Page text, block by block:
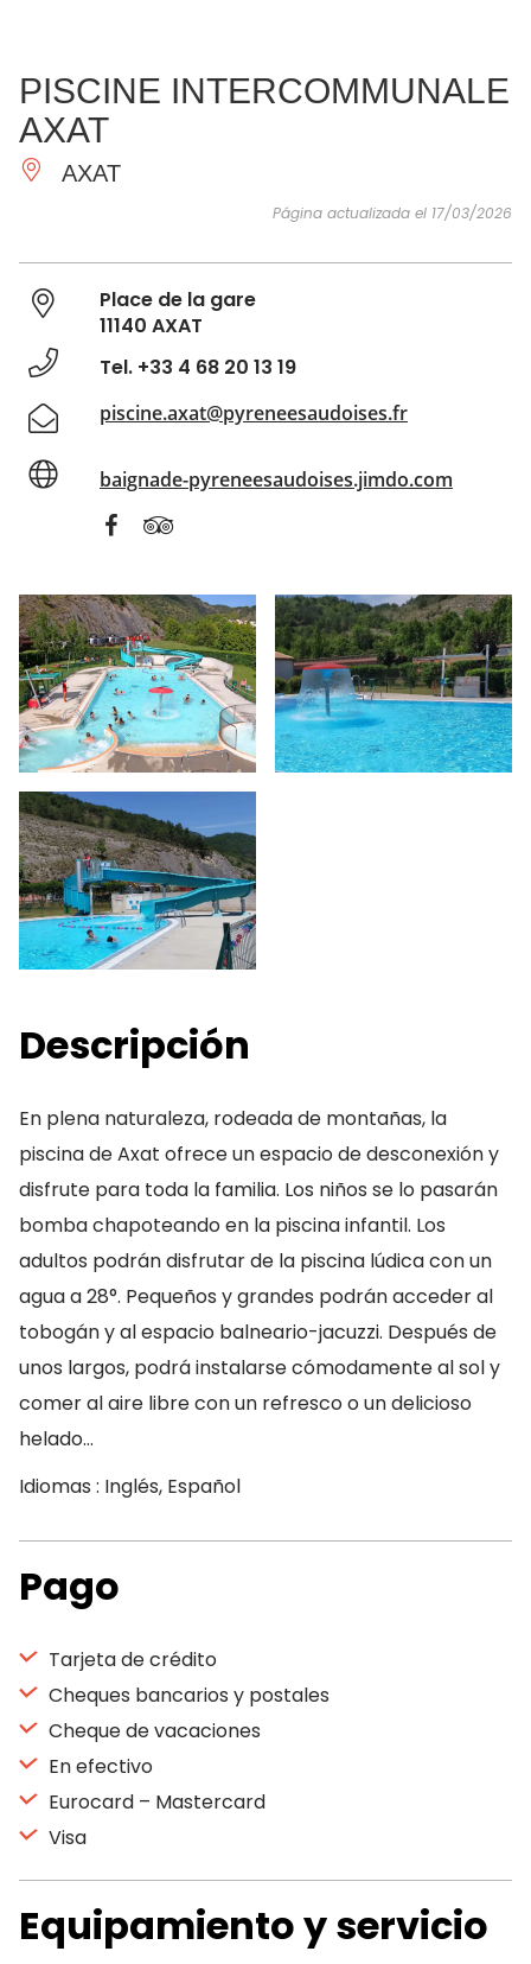
IMPRESCINDIBLES
HACER
INSPIRACIONES
PISCINE INTERCOMMUNALE
AXAT
AXAT
Página actualizada el 17/03/2026
Place de la gare
11140 AXAT
Tel. +33 4 68 20 13 19
piscine.axat@pyreneesaudoises.fr
baignade-pyreneesaudoises.jimdo.com
Descripción
En plena naturaleza, rodeada de montañas, la
piscina de Axat ofrece un espacio de desconexión y
disfrute para toda la familia. Los niños se lo pasarán
bomba chapoteando en la piscina infantil. Los
adultos podrán disfrutar de la piscina lúdica con un
agua a 28°. Pequeños y grandes podrán acceder al
tobogán y al espacio balneario-jacuzzi. Después de
unos largos, podrá instalarse cómodamente al sol y
comer al aire libre con un refresco o un delicioso
helado…
Idiomas : Inglés, Español
Pago
Tarjeta de crédito
Cheques bancarios y postales
Cheque de vacaciones
En efectivo
Eurocard – Mastercard
Visa
Equipamiento y servicio